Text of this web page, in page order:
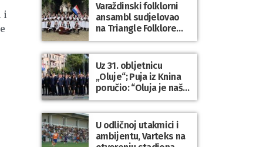
i
Varaždinski folklorni
ansambl sudjelovao
na Triangle Folklore
Festivalu u Danskoj
Uz 31. obljetnicu
„Oluje“; Puja iz Knina
poručio: “Oluja je naša
najveća pobjeda,
simbol slobode i
zajedništva!”
U odličnoj utakmici i
ambijentu, Varteks na